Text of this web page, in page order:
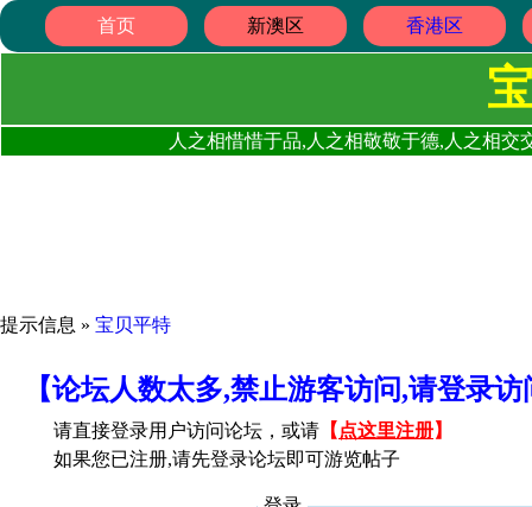
首页 新澳区 香港区
人之相惜惜于品,人之相敬敬于德,人之相
提示信息 » 宝贝平特
【论坛人数太多,禁止游客访问,请登录
请直接登录用户访问论坛，或请 【 点这里注册】
如果您已注册,请先登录论坛即可游览帖子